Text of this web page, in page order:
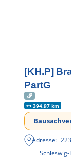
[KH.P]
PartG
394.97 km
Adresse: